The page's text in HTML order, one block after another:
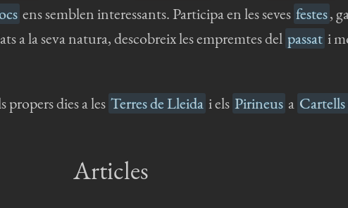
ens semblen interessants. Participa en les seves festes,
a la seva natura, descobreix les empremtes del passat i
dies a les Terres de Lleida i els Pirineus a
Articles